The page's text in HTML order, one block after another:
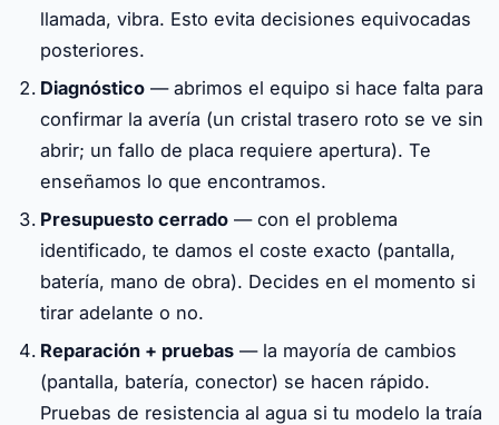
llamada, vibra. Esto evita decisiones equivocadas
posteriores.
Diagnóstico — abrimos el equipo si hace falta para
confirmar la avería (un cristal trasero roto se ve sin
abrir; un fallo de placa requiere apertura). Te
enseñamos lo que encontramos.
Presupuesto cerrado — con el problema
identificado, te damos el coste exacto (pantalla,
batería, mano de obra). Decides en el momento si
tirar adelante o no.
Reparación + pruebas — la mayoría de cambios
(pantalla, batería, conector) se hacen rápido.
Pruebas de resistencia al agua si tu modelo la traía